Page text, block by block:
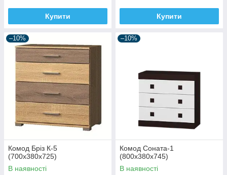
Купити Купити
–10%
Комод Бріз К-5
(700х380х725)
В наявності
–10%
Комод Соната-1
(800х380х745)
В наявності